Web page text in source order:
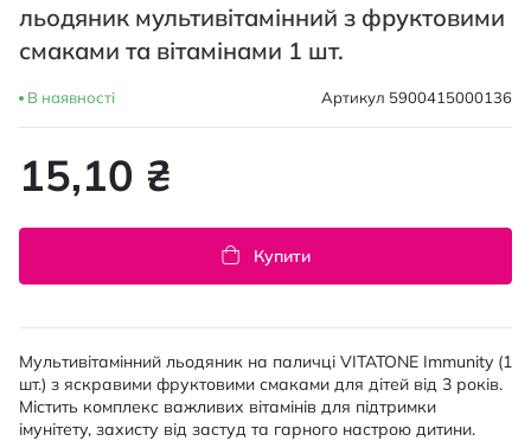
льодяник мультивітамінний з фруктовими
смаками та вітамінами 1 шт.
В наявності Артикул 5900415000136
15,10 ₴
Купити
Мультивітамінний льодяник на паличці VITATONE Immunity (1
шт.) з яскравими фруктовими смаками для дітей від 3 років.
Містить комплекс важливих вітамінів для підтримки
імунітету, захисту від застуд та гарного настрою дитини.